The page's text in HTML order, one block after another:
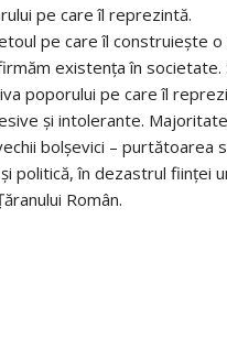
pe care îl reprezintă.
pe care îl construiește
existența în societate.
poporului pe care îl
și intolerante.
bolșevici – purtătoarea
politică, în dezastrul ființei
Român.